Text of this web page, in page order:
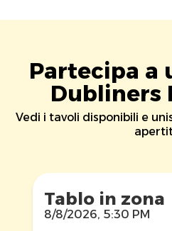
Partecipa a
Dubliners
Vedi i tavoli disponibili e
Tablo in zona
8/8/2026, 5:30 PM